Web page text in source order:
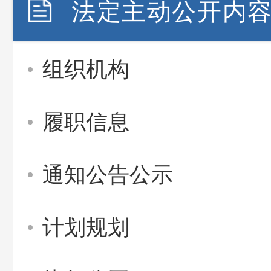
法定主动公开内
组织机构
履职信息
通知公告公示
计划规划